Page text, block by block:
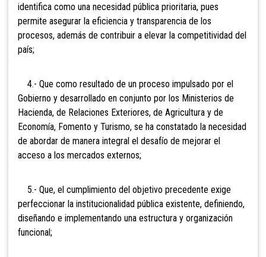
identifica como una necesidad pública prioritaria, pues
permite asegurar la eficiencia y transparencia de los
procesos, además de contribuir a elevar la competitividad del
país;
4.- Que como resultado de un proceso impulsado por el
Gobierno y desarrollado en conjunto por los Ministerios de
Hacienda, de Relaciones Exteriores, de Agricultura y de
Economía, Fomento y Turismo, se ha constatado la necesidad
de abordar de manera integral el desafío de mejorar el
acceso a los mercados externos;
5.- Que, el cumplimiento del objetivo precedente exige
perfeccionar la institucionalidad pública existente, definiendo,
diseñando e implementando una estructura y organización
funcional;